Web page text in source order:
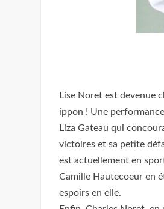
Lise Noret est devenue
ippon ! Une
Liza Gateau qui
victoires et sa petite
est actuellement en
Camille Hautecoeur en
espoirs en elle.